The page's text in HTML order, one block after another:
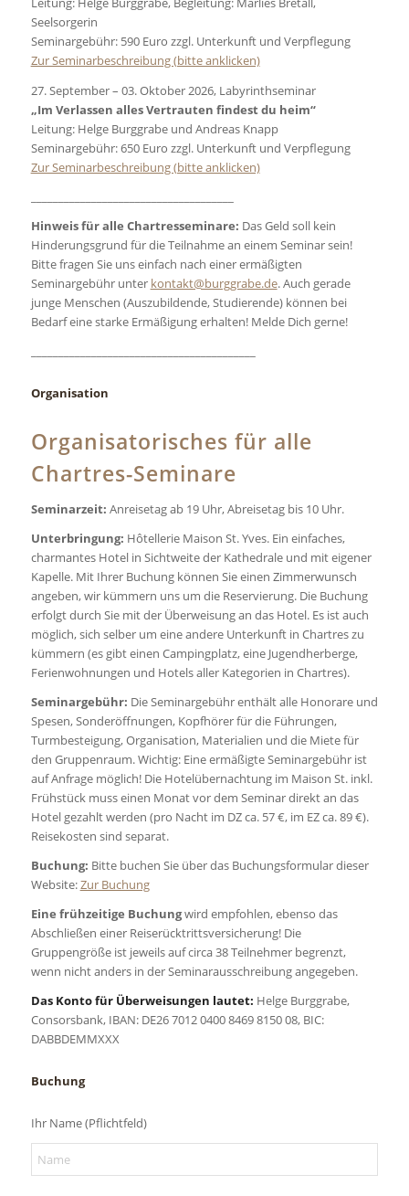
Seelsorgerin
Seminargebühr: 590 Euro zzgl. Unterkunft und Verpflegung
Zur Seminarbeschreibung (bitte anklicken)
27. September – 03. Oktober 2026, Labyrinthseminar
„Im Verlassen alles Vertrauten findest du heim“
Leitung: Helge Burggrabe und Andreas Knapp
Seminargebühr: 650 Euro zzgl. Unterkunft und Verpflegung
Zur Seminarbeschreibung (bitte anklicken)
Hinweis für alle Chartresseminare: Das Geld soll kein
Hinderungsgrund für die Teilnahme an einem Seminar sein!
Bitte fragen Sie uns einfach nach einer ermäßigten
Seminargebühr unter kontakt@burggrabe.de. Auch gerade
junge Menschen (Auszubildende, Studierende) können bei
Bedarf eine starke Ermäßigung erhalten! Melde Dich gerne!
Organisation
Organisatorisches für alle
Chartres-Seminare
Seminarzeit: Anreisetag ab 19 Uhr, Abreisetag bis 10 Uhr.
Unterbringung: Hôtellerie Maison St. Yves. Ein einfaches,
charmantes Hotel in Sichtweite der Kathedrale und mit eigener
Kapelle. Mit Ihrer Buchung können Sie einen Zimmerwunsch
angeben, wir kümmern uns um die Reservierung. Die Buchung
erfolgt durch Sie mit der Überweisung an das Hotel. Es ist auch
möglich, sich selber um eine andere Unterkunft in Chartres zu
kümmern (es gibt einen Campingplatz, eine Jugendherberge,
Ferienwohnungen und Hotels aller Kategorien in Chartres).
Seminargebühr: Die Seminargebühr enthält alle Honorare und
Spesen, Sonderöffnungen, Kopfhörer für die Führungen,
Turmbesteigung, Organisation, Materialien und die Miete für
den Gruppenraum. Wichtig: Eine ermäßigte Seminargebühr ist
auf Anfrage möglich! Die Hotelübernachtung im Maison St. inkl.
Frühstück muss einen Monat vor dem Seminar direkt an das
Hotel gezahlt werden (pro Nacht im DZ ca. 57 €, im EZ ca. 89 €).
Reisekosten sind separat.
Buchung: Bitte buchen Sie über das Buchungsformular dieser
Website:Zur Buchung
Eine frühzeitige Buchungwird empfohlen, ebenso das
Abschließen einer Reiserücktrittsversicherung! Die
Gruppengröße ist jeweils auf circa 38 Teilnehmer begrenzt,
wenn nicht anders in der Seminarausschreibung angegeben.
Das Konto für Überweisungen lautet: Helge Burggrabe,
Consorsbank, IBAN: DE26 7012 0400 8469 8150 08, BIC:
DABBDEMMXXX
Buchung
Ihr Name (Pflichtfeld)